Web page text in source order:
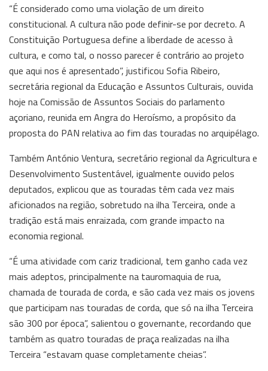
“É considerado como uma violação de um direito
constitucional. A cultura não pode definir-se por decreto. A
Constituição Portuguesa define a liberdade de acesso à
cultura, e como tal, o nosso parecer é contrário ao projeto
que aqui nos é apresentado”, justificou Sofia Ribeiro,
secretária regional da Educação e Assuntos Culturais, ouvida
hoje na Comissão de Assuntos Sociais do parlamento
açoriano, reunida em Angra do Heroísmo, a propósito da
proposta do PAN relativa ao fim das touradas no arquipélago.
Também António Ventura, secretário regional da Agricultura e
Desenvolvimento Sustentável, igualmente ouvido pelos
deputados, explicou que as touradas têm cada vez mais
aficionados na região, sobretudo na ilha Terceira, onde a
tradição está mais enraizada, com grande impacto na
economia regional.
“É uma atividade com cariz tradicional, tem ganho cada vez
mais adeptos, principalmente na tauromaquia de rua,
chamada de tourada de corda, e são cada vez mais os jovens
que participam nas touradas de corda, que só na ilha Terceira
são 300 por época”, salientou o governante, recordando que
também as quatro touradas de praça realizadas na ilha
Terceira “estavam quase completamente cheias”.